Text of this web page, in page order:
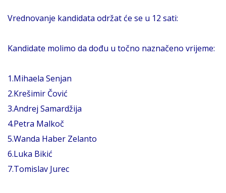
Vrednovanje kandidata održat će se u 12 sati:
Kandidate molimo da dođu u točno naznačeno vrijeme:
1.Mihaela Senjan
2.Krešimir Čović
3.Andrej Samardžija
4.Petra Malkoč
5.Wanda Haber Zelanto
6.Luka Bikić
7.Tomislav Jurec